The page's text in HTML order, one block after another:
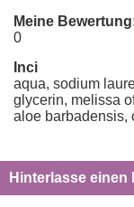
Meine
0
Inci
aqua, sodium
glycerin, melissa
aloe barbadensis,
Hinterlasse einen